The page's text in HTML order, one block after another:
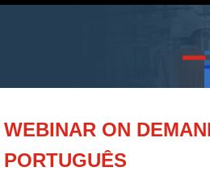
WEBINAR ON
PORTUGUÊS